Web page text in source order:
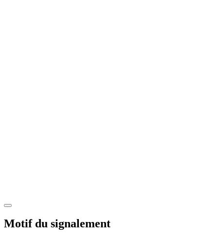
Motif du signalement